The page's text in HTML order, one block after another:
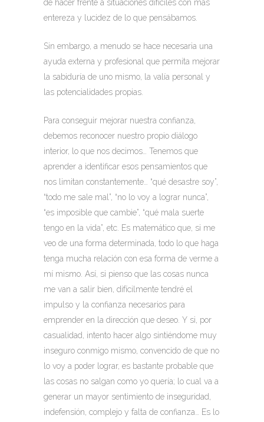
de hacer frente a situaciones difíciles con más
entereza y lucidez de lo que pensábamos.
Sin embargo, a menudo se hace necesaria una
ayuda externa y profesional que permita mejorar
la sabiduría de uno mismo, la valía personal y
las potencialidades propias.
Para conseguir mejorar nuestra confianza,
debemos reconocer nuestro propio diálogo
interior, lo que nos decimos… Tenemos que
aprender a identificar esos pensamientos que
nos limitan constantemente… “qué desastre soy”,
“todo me sale mal”, “no lo voy a lograr nunca”,
“es imposible que cambie”, “qué mala suerte
tengo en la vida”, etc. Es matemático que, si me
veo de una forma determinada, todo lo que haga
tenga mucha relación con esa forma de verme a
mí mismo. Así, si pienso que las cosas nunca
me van a salir bien, difícilmente tendré el
impulso y la confianza necesarios para
emprender en la dirección que deseo. Y si, por
casualidad, intento hacer algo sintiéndome muy
inseguro conmigo mismo, convencido de que no
lo voy a poder lograr, es bastante probable que
las cosas no salgan como yo quería; lo cual va a
generar un mayor sentimiento de inseguridad,
indefensión, complejo y falta de confianza… Es lo